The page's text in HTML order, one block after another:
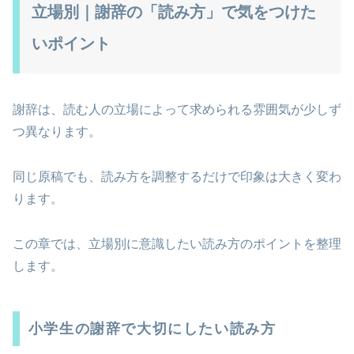
立場別｜謝辞の「読み方」で気をつけた
いポイント
謝辞は、読む人の立場によって求められる雰囲気が少しず
つ異なります。
同じ原稿でも、読み方を調整するだけで印象は大きく変わ
ります。
この章では、立場別に意識したい読み方のポイントを整理
します。
小学生の謝辞で大切にしたい読み方